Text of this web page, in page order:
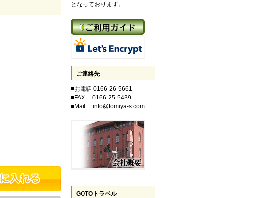
となっております。
ご連絡先
■お電話 0166-26-5661
■FAX 0166-25-5439
■Mail info@tomiya-s.com
GOTOトラベル